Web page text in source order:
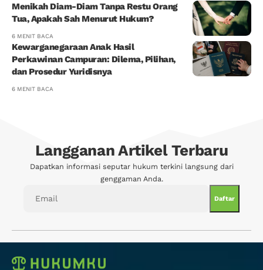
Menikah Diam-Diam Tanpa Restu Orang
Tua, Apakah Sah Menurut Hukum?
6 MENIT BACA
Kewarganegaraan Anak Hasil
Perkawinan Campuran: Dilema, Pilihan,
dan Prosedur Yuridisnya
6 MENIT BACA
Langganan Artikel Terbaru
Dapatkan informasi seputar hukum terkini langsung dari
genggaman Anda.